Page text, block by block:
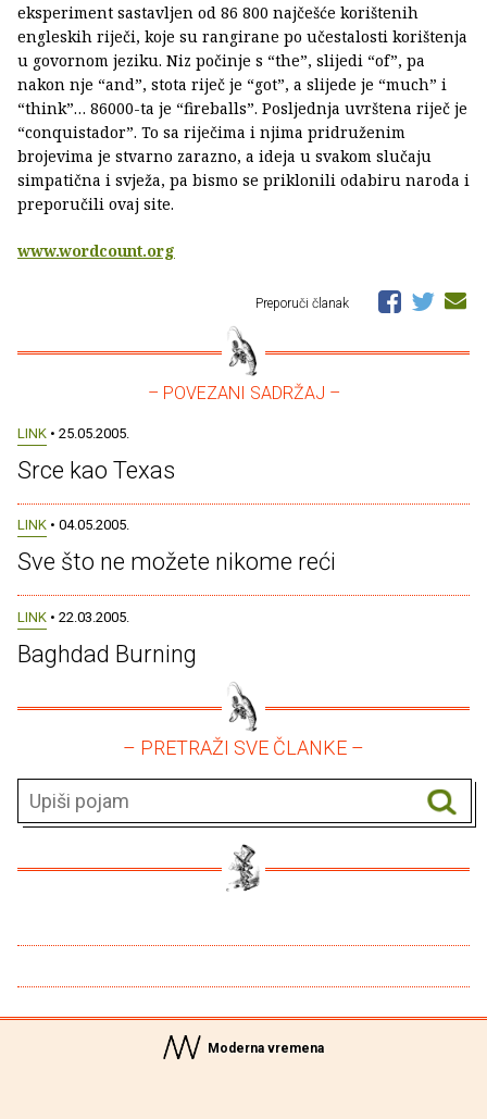
eksperiment sastavljen od 86 800 najčešće korištenih
engleskih riječi, koje su rangirane po učestalosti korištenja
u govornom jeziku. Niz počinje s “the”, slijedi “of”, pa
nakon nje “and”, stota riječ je “got”, a slijede je “much” i
“think”… 86000-ta je “fireballs”. Posljednja uvrštena riječ je
“conquistador”. To sa riječima i njima pridruženim
brojevima je stvarno zarazno, a ideja u svakom slučaju
simpatična i svježa, pa bismo se priklonili odabiru naroda i
preporučili ovaj site.
www.wordcount.org
Preporuči članak
– POVEZANI SADRŽAJ –
LINK • 25.05.2005.
Srce kao Texas
LINK • 04.05.2005.
Sve što ne možete nikome reći
LINK • 22.03.2005.
Baghdad Burning
– PRETRAŽI SVE ČLANKE –
Moderna vremena